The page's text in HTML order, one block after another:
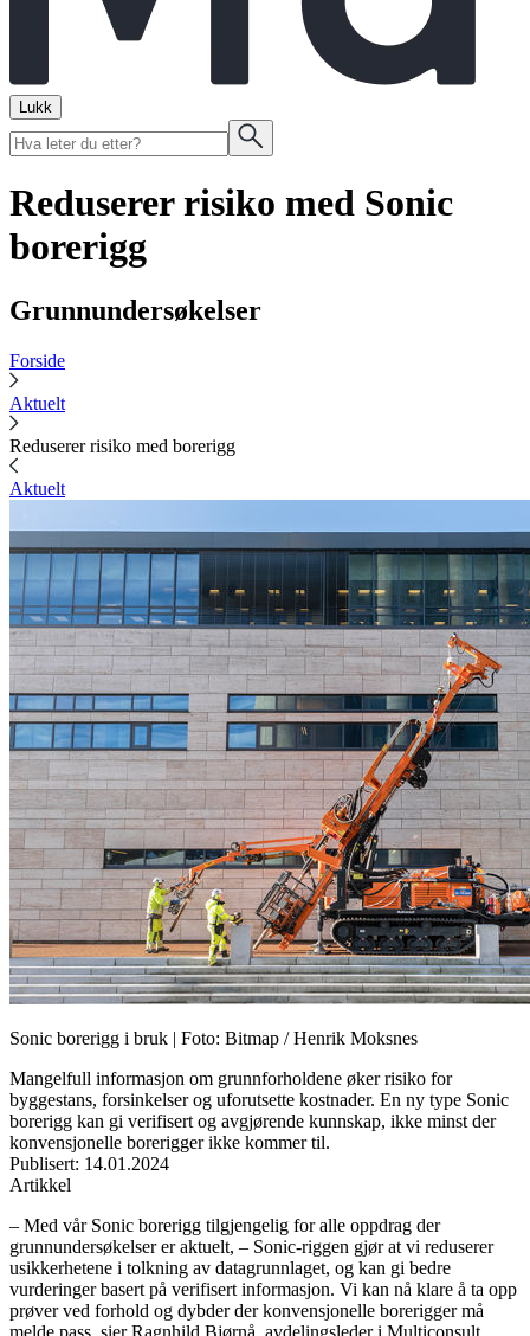
Lukk
Reduserer risiko med Sonic
borerigg
Grunnundersøkelser
Forside
Aktuelt
Reduserer risiko med borerigg
Aktuelt
Sonic borerigg i bruk | Foto: Bitmap / Henrik Moksnes
Mangelfull informasjon om grunnforholdene øker risiko for
byggestans, forsinkelser og uforutsette kostnader. En ny type Sonic
borerigg kan gi verifisert og avgjørende kunnskap, ikke minst der
konvensjonelle borerigger ikke kommer til.
Publisert: 14.01.2024
Artikkel
– Med vår Sonic borerigg tilgjengelig for alle oppdrag der
grunnundersøkelser er aktuelt, – Sonic-riggen gjør at vi reduserer
usikkerhetene i tolkning av datagrunnlaget, og kan gi bedre
vurderinger basert på verifisert informasjon. Vi kan nå klare å ta opp
prøver ved forhold og dybder der konvensjonelle borerigger må
melde pass, sier Ragnhild Bjørnå, avdelingsleder i Multiconsult